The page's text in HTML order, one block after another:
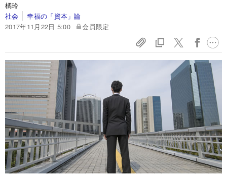
橘玲
社会
幸福の「資本」論
2017年11月22日 5:00
会員限定